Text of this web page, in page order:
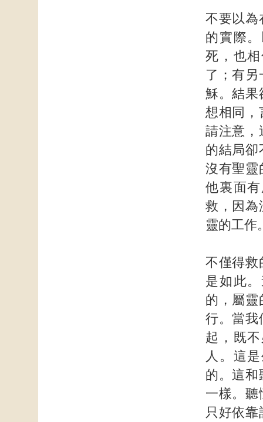
不要以為
的實際
死，也
了；有
穌。結果
想相同，
請注意，
的結局卻
沒有聖靈
他裏面
救，因為
靈的工作
不僅得救
是如此
的，屬靈
行。當我
起，既
人。這
的。這和
一樣。聽
只好依